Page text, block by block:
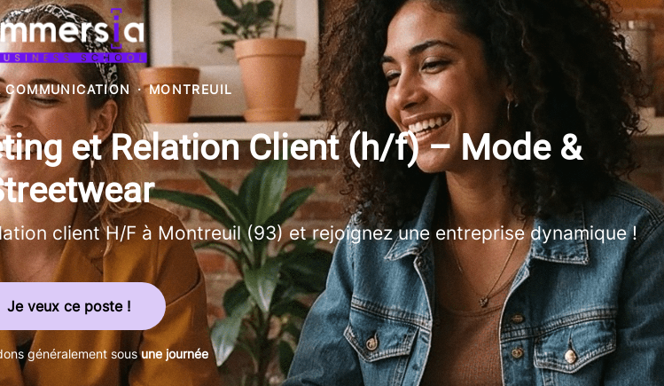
COMMUNICATION · MONTREUIL
et Relation Client (h/f) – Mode &
client H/F à Montreuil (93) et rejoignez une entreprise dynamique !
Je veux ce poste !
généralement sousune journée